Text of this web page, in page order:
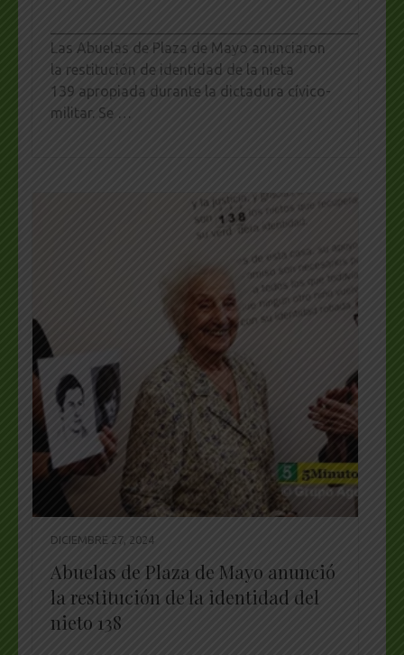
Las Abuelas de Plaza de Mayo anunciaron
la restitución de identidad de la nieta
139 apropiada durante la dictadura cívico-
militar. Se …
DICIEMBRE 27, 2024
Abuelas de Plaza de Mayo anunció
la restitución de la identidad del
nieto 138